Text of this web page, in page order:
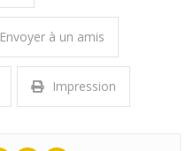
Envoyer à un amis
Impression